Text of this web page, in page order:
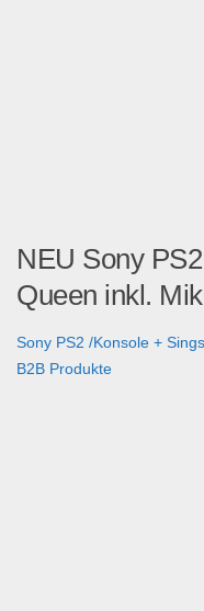
NEU Sony
Queen inkl.
Sony PS2 /Konsole +
B2B Produkte